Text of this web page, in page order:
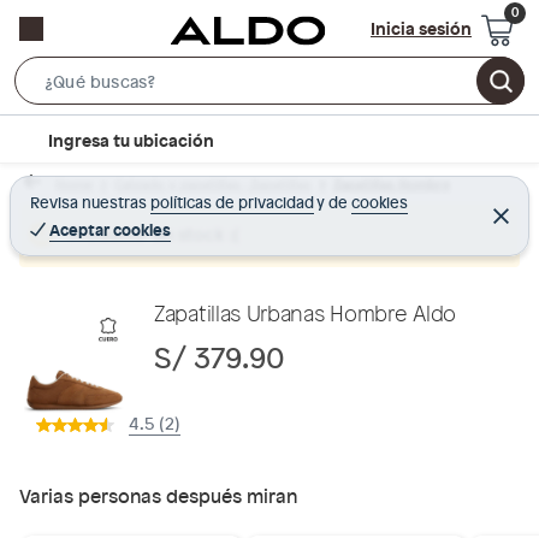
Inicia sesión
e
r
c
B
r
c
t
n
Ingresa tu ubicación
Revisa nuestras políticas de privacidadyde cookies
Aceptar cookies
C
e
r
Home Calzado y zapatillas - Zapatillas Zapatillas Hombre
Producto sin stock :(
Zapatillas Urbanas Hombre Aldo
S/ 379.90
4.5 (2)
Varias personas después miran